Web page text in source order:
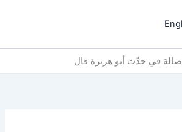
في حدّث أبو هريرة قال